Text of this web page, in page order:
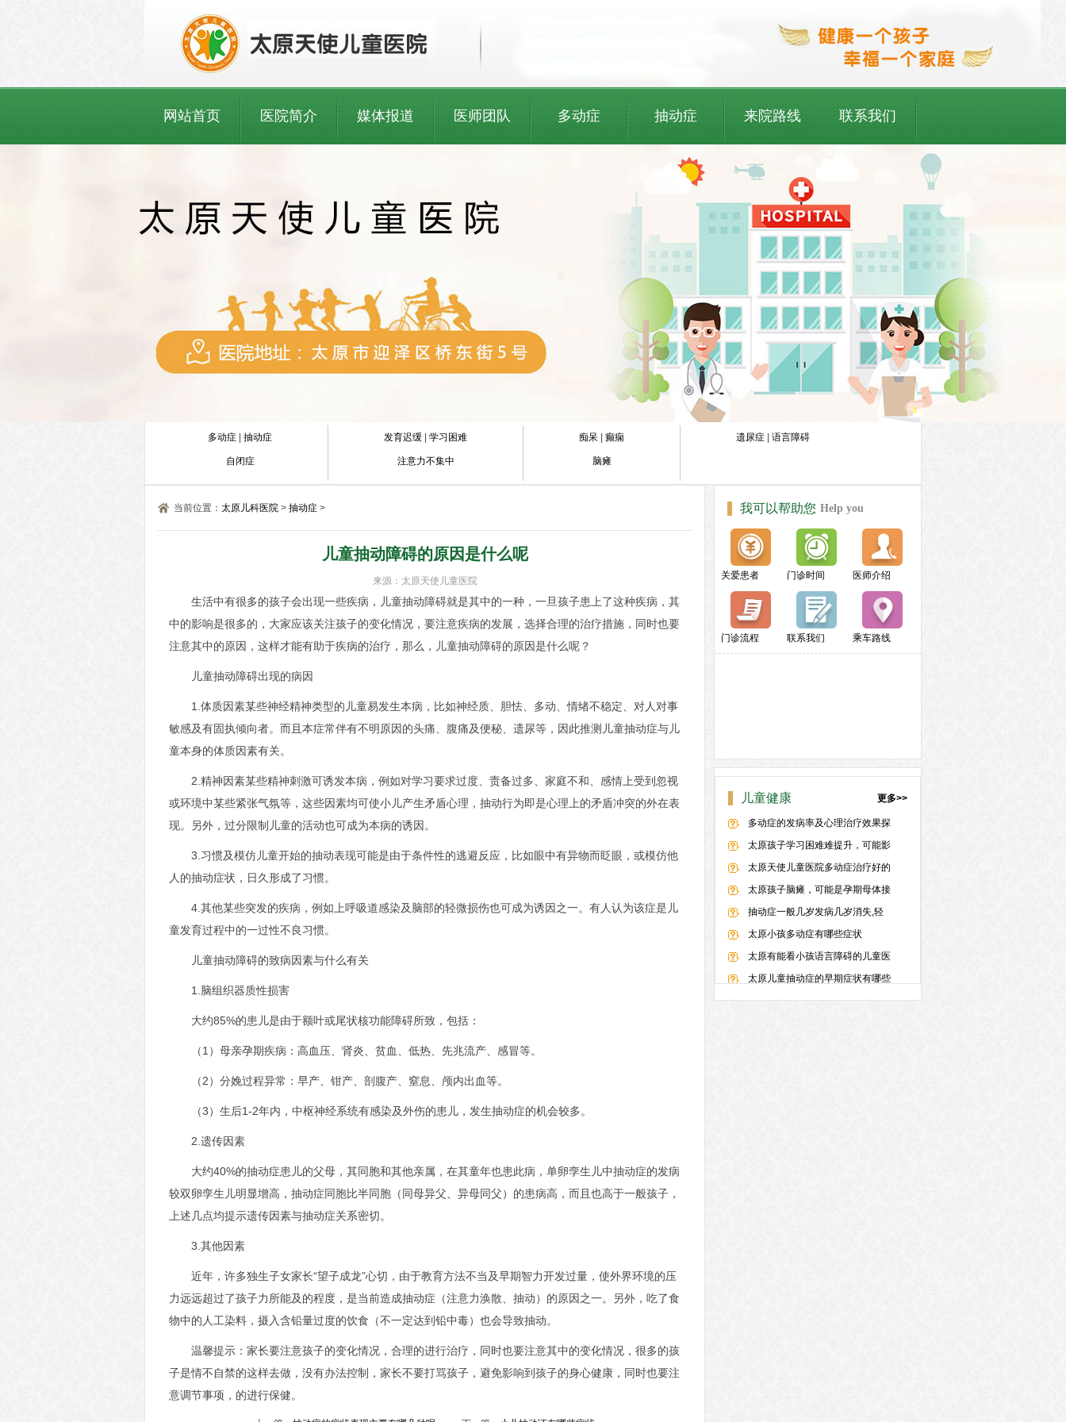
网站首页 医院简介 媒体报道 医师团队 多动症 抽动症 来院路线 联系我们
1
多动症 抽动症
自闭症
发育迟缓 学习困难
注意力不集中
痴呆 癫痫
脑瘫
遗尿症 语言障碍
当前位置： 太原儿科医院 > 抽动症 >
儿童抽动障碍的原因是什么呢
来源：太原天使儿童医院
生活中有很多的孩子会出现一些疾病，儿童抽动障碍就是其中的一种，一旦孩子患上了这种疾病，其
中的影响是很多的，大家应该关注孩子的变化情况，要注意疾病的发展，选择合理的治疗措施，同时也要
注意其中的原因，这样才能有助于疾病的治疗，那么，儿童抽动障碍的原因是什么呢？
儿童抽动障碍出现的病因
1.体质因素某些神经精神类型的儿童易发生本病，比如神经质、胆怯、多动、情绪不稳定、对人对事
敏感及有固执倾向者。而且本症常伴有不明原因的头痛、腹痛及便秘、遗尿等，因此推测儿童抽动症与儿
童本身的体质因素有关。
2.精神因素某些精神刺激可诱发本病，例如对学习要求过度、责备过多、家庭不和、感情上受到忽视
或环境中某些紧张气氛等，这些因素均可使小儿产生矛盾心理，抽动行为即是心理上的矛盾冲突的外在表
现。另外，过分限制儿童的活动也可成为本病的诱因。
3.习惯及模仿儿童开始的抽动表现可能是由于条件性的逃避反应，比如眼中有异物而眨眼，或模仿他
人的抽动症状，日久形成了习惯。
4.其他某些突发的疾病，例如上呼吸道感染及脑部的轻微损伤也可成为诱因之一。有人认为该症是儿
童发育过程中的一过性不良习惯。
儿童抽动障碍的致病因素与什么有关
1.脑组织器质性损害
大约85%的患儿是由于额叶或尾状核功能障碍所致，包括：
（1）母亲孕期疾病：高血压、肾炎、贫血、低热、先兆流产、感冒等。
（2）分娩过程异常：早产、钳产、剖腹产、窒息、颅内出血等。
（3）生后1-2年内，中枢神经系统有感染及外伤的患儿，发生抽动症的机会较多。
2.遗传因素
大约40%的抽动症患儿的父母，其同胞和其他亲属，在其童年也患此病，单卵孪生儿中抽动症的发病
较双卵孪生儿明显增高，抽动症同胞比半同胞（同母异父、异母同父）的患病高，而且也高于一般孩子，
上述几点均提示遗传因素与抽动症关系密切。
3.其他因素
近年，许多独生子女家长“望子成龙”心切，由于教育方法不当及早期智力开发过量，使外界环境的压
力远远超过了孩子力所能及的程度，是当前造成抽动症（注意力涣散、抽动）的原因之一。另外，吃了食
物中的人工染料，摄入含铅量过度的饮食（不一定达到铅中毒）也会导致抽动。
温馨提示：家长要注意孩子的变化情况，合理的进行治疗，同时也要注意其中的变化情况，很多的孩
子是情不自禁的这样去做，没有办法控制，家长不要打骂孩子，避免影响到孩子的身心健康，同时也要注
意调节事项，的进行保健。
我可以帮助您 Help you
关爱患者 门诊时间 医师介绍
门诊流程 联系我们 乘车路线
儿童健康 更多>>
多动症的发病率及心理治疗效果探
太原孩子学习困难难提升，可能影
太原天使儿童医院多动症治疗好的
太原孩子脑瘫，可能是孕期母体接
抽动症一般几岁发病几岁消失,轻
太原小孩多动症有哪些症状
太原有能看小孩语言障碍的儿童医
太原儿童抽动症的早期症状有哪些
儿童健康与护理指南